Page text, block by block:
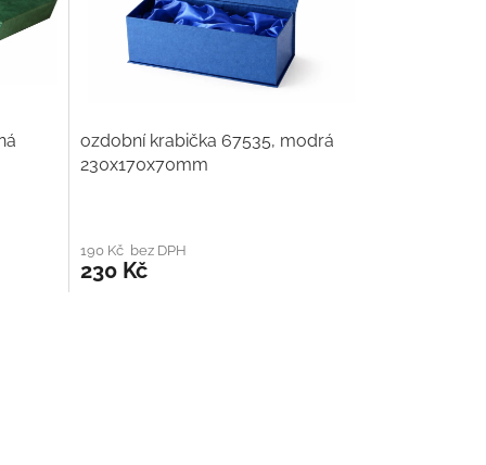
ozdobní krabička 67535, modrá
230x170x70mm
190 Kč bez DPH
230 Kč